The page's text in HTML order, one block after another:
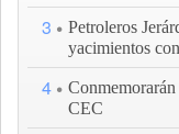
3
Petroleros
yacimientos
4
CEC